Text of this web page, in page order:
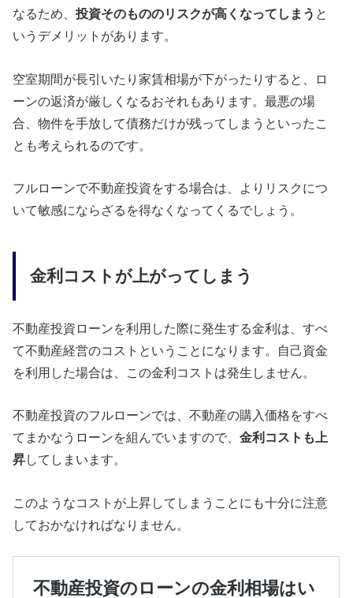
なるため、投資そのもののリスクが高くなってしまう と
いうデメリットがあります。
空室期間が長引いたり家賃相場が下がったりすると、ロ
ーンの返済が厳しくなるおそれもあります。最悪の場
合、物件を手放して債務だけが残ってしまうといったこ
とも考えられるのです。
フルローンで不動産投資をする場合は、よりリスクにつ
いて敏感にならざるを得なくなってくるでしょう。
金利コストが上がってしまう
不動産投資ローンを利用した際に発生する金利は、すべ
て不動産経営のコストということになります。自己資金
を利用した場合は、この金利コストは発生しません。
不動産投資のフルローンでは、不動産の購入価格をすべ
てまかなうローンを組んでいますので、金利コストも上
昇してしまいます。
このようなコストが上昇してしまうことにも十分に注意
しておかなければなりません。